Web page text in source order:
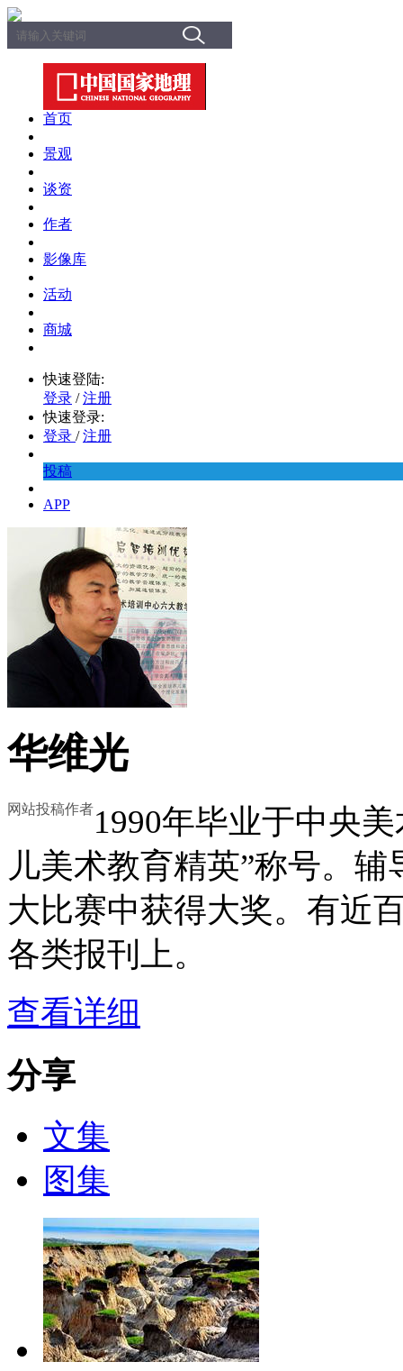
首页
景观
谈资
作者
影像库
活动
商城
快速登陆:
登录 / 注册
快速登录:
登录 / 注册
投稿
APP
华维光
网站投稿作者1990年毕业于中央
儿美术教育精英”称号。
大比赛中获得大奖。有近
各类报刊上。
查看详细
分享
文集
图集